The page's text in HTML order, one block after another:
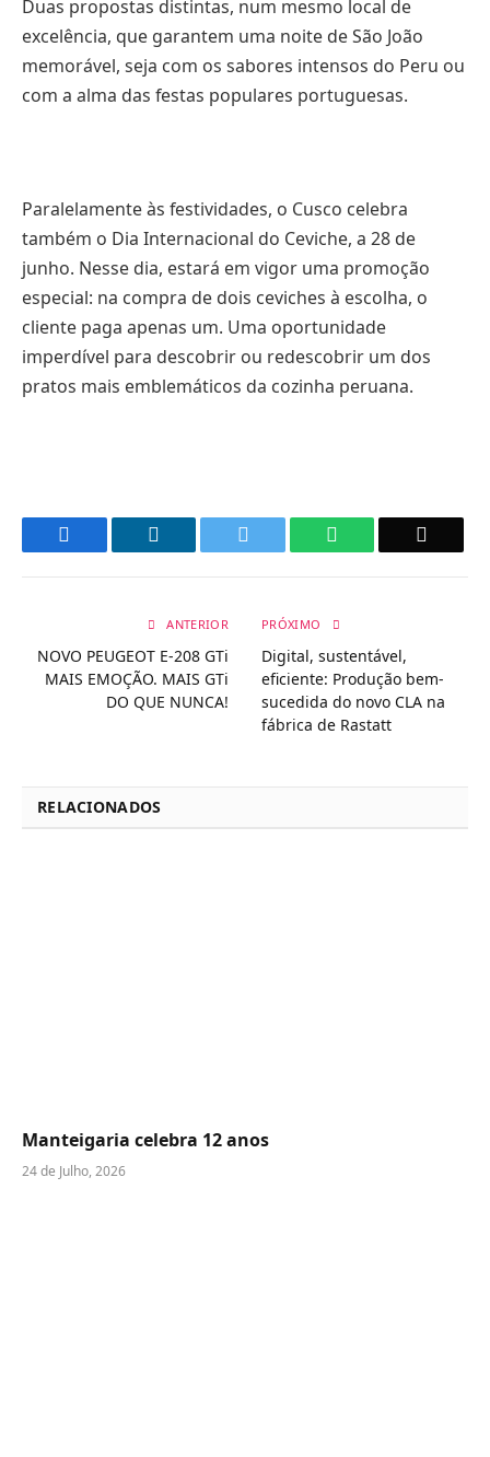
Duas propostas distintas, num mesmo local de
excelência, que garantem uma noite de São João
memorável, seja com os sabores intensos do Peru ou
com a alma das festas populares portuguesas.
Paralelamente às festividades, o Cusco celebra
também o Dia Internacional do Ceviche, a 28 de
junho. Nesse dia, estará em vigor uma promoção
especial: na compra de dois ceviches à escolha, o
cliente paga apenas um. Uma oportunidade
imperdível para descobrir ou redescobrir um dos
pratos mais emblemáticos da cozinha peruana.
WhatsApp
ANTERIOR
NOVO PEUGEOT E-208 GTi
MAIS EMOÇÃO. MAIS GTi
DO QUE NUNCA!
PRÓXIMO
Digital, sustentável,
eficiente: Produção bem-
sucedida do novo CLA na
fábrica de Rastatt
RELACIONADOS
Manteigaria celebra 12 anos
24 de Julho, 2026